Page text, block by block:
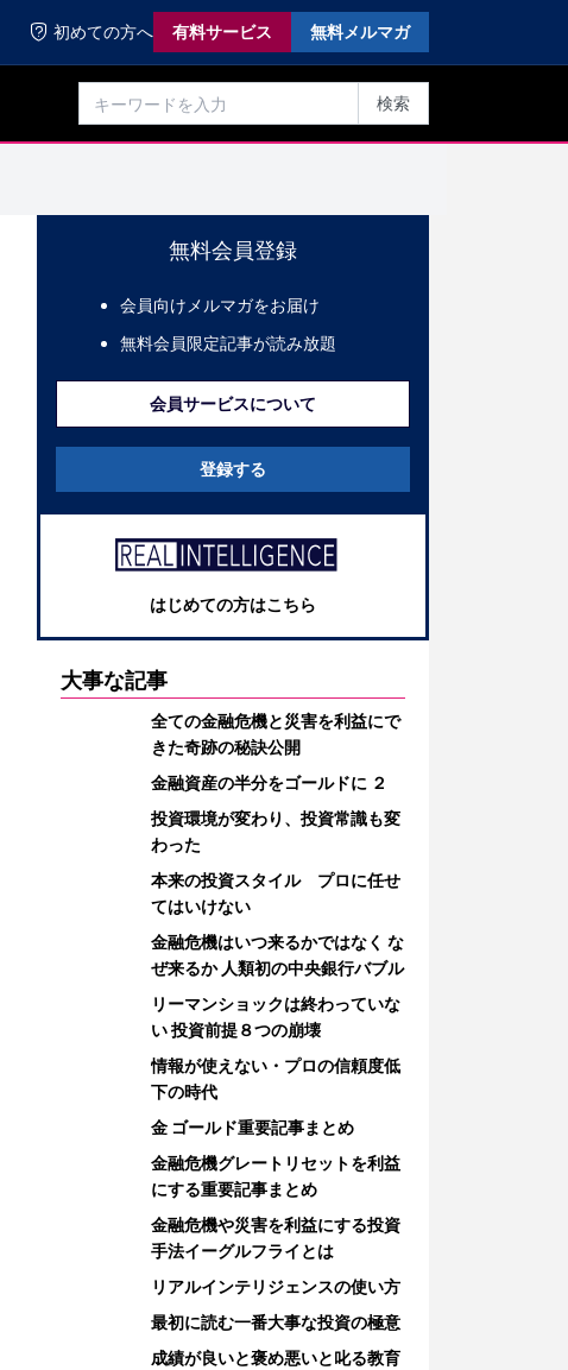
初めての方へ 有料サービス 無料メルマガ
検索
無料会員登録
会員向けメルマガをお届け
無料会員限定記事が読み放題
会員サービスについて
登録する
はじめての方はこちら
大事な記事
全ての金融危機と災害を利益にで
きた奇跡の秘訣公開
金融資産の半分をゴールドに ２
投資環境が変わり、投資常識も変
わった
本来の投資スタイル プロに任せ
てはいけない
金融危機はいつ来るかではなく な
ぜ来るか 人類初の中央銀行バブル
リーマンショックは終わっていな
い 投資前提８つの崩壊
情報が使えない・プロの信頼度低
下の時代
金 ゴールド重要記事まとめ
金融危機グレートリセットを利益
にする重要記事まとめ
金融危機や災害を利益にする投資
手法イーグルフライとは
リアルインテリジェンスの使い方
最初に読む一番大事な投資の極意
成績が良いと褒め悪いと叱る教育